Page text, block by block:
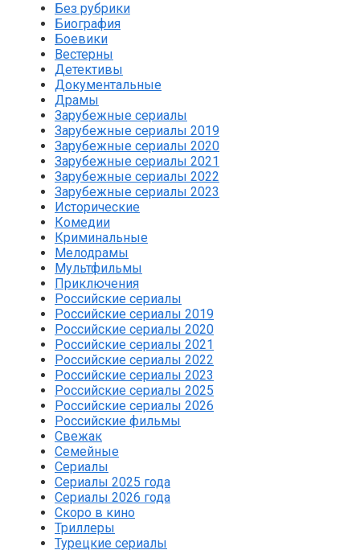
Без рубрики
Биография
Боевики
Вестерны
Детективы
Документальные
Драмы
Зарубежные сериалы
Зарубежные сериалы 2019
Зарубежные сериалы 2020
Зарубежные сериалы 2021
Зарубежные сериалы 2022
Зарубежные сериалы 2023
Исторические
Комедии
Криминальные
Мелодрамы
Мультфильмы
Приключения
Российские сериалы
Российские сериалы 2019
Российские сериалы 2020
Российские сериалы 2021
Российские сериалы 2022
Российские сериалы 2023
Российские сериалы 2025
Российские сериалы 2026
Российские фильмы
Свежак
Семейные
Сериалы
Сериалы 2025 года
Сериалы 2026 года
Скоро в кино
Триллеры
Турецкие сериалы